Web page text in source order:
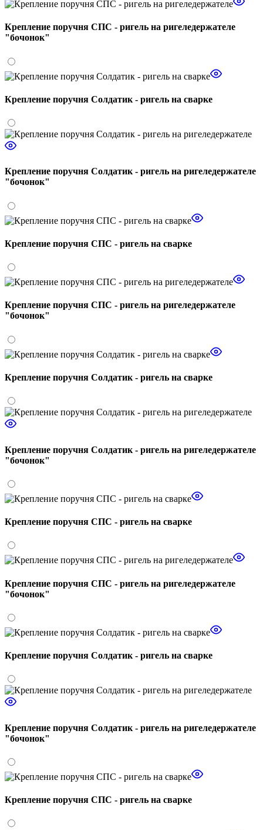
Крепление поручня СПС - ригель на ригеледержателе
"бочонок"
Крепление поручня Солдатик - ригель на сварке
Крепление поручня Солдатик - ригель на ригеледержателе
"бочонок"
Крепление поручня СПС - ригель на сварке
Крепление поручня СПС - ригель на ригеледержателе
"бочонок"
Крепление поручня Солдатик - ригель на сварке
Крепление поручня Солдатик - ригель на ригеледержателе
"бочонок"
Крепление поручня СПС - ригель на сварке
Крепление поручня СПС - ригель на ригеледержателе
"бочонок"
Крепление поручня Солдатик - ригель на сварке
Крепление поручня Солдатик - ригель на ригеледержателе
"бочонок"
Крепление поручня СПС - ригель на сварке